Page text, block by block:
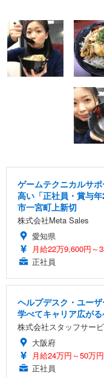
ゲームテクニカルサ
高い「正社員・賞与
市一宮町上新切
株式会社Meta Sales
愛知県
月給22万9,600円～
正社員
ヘルプデスク・ユー
学べてキャリア広が
株式会社スタッフサー
大阪府
月給24万円～50万円
正社員